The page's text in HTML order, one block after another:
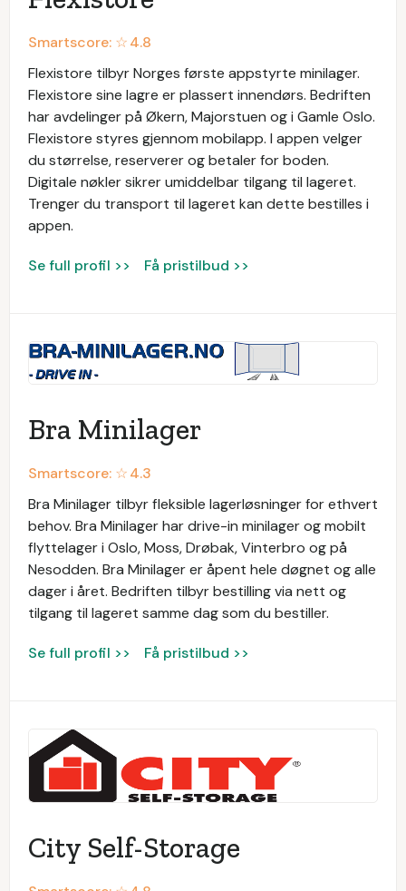
Smartscore: ☆4.8
Flexistore tilbyr Norges første appstyrte minilager.
Flexistore sine lagre er plassert innendørs. Bedriften
har avdelinger på Økern, Majorstuen og i Gamle Oslo.
Flexistore styres gjennom mobilapp. I appen velger
du størrelse, reserverer og betaler for boden.
Digitale nøkler sikrer umiddelbar tilgang til lageret.
Trenger du transport til lageret kan dette bestilles i
appen.
Se full profil >> Få pristilbud >>
Bra Minilager
Smartscore: ☆4.3
Bra Minilager tilbyr fleksible lagerløsninger for ethvert
behov. Bra Minilager har drive-in minilager og mobilt
flyttelager i Oslo, Moss, Drøbak, Vinterbro og på
Nesodden. Bra Minilager er åpent hele døgnet og alle
dager i året. Bedriften tilbyr bestilling via nett og
tilgang til lageret samme dag som du bestiller.
Se full profil >> Få pristilbud >>
City Self-Storage